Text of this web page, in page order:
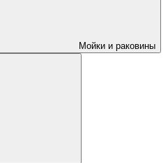
Мойки и раковины